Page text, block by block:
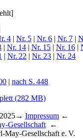
4 | Nr. 5 | Nr. 6 | Nr. 7 |
| Nr. 14 | Nr. 15 | Nr. 16 |
| Nr. 22 | Nr. 23 | Nr. 24
| nach S. 448
(282 MB)
→ Impressum ←
Gesellschaft ←
Gesellschaft e. V.